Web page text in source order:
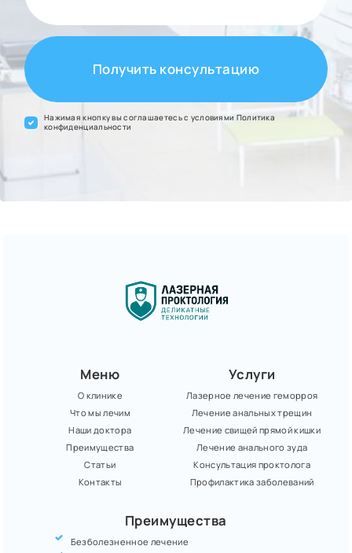
Получить консультацию
Нажимая кнопку вы соглашаетесь с условиями Политика
конфиденциальности
Меню
О клинике
Что мы лечим
Наши доктора
Преимущества
Статьи
Контакты
Услуги
Лазерное лечение геморроя
Лечение анальных трещин
Лечение свищей прямой кишки
Лечение анального зуда
Консультация проктолога
Профилактика заболеваний
Преимущества
Безболезненное лечение